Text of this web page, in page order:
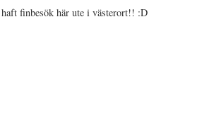
finbesök här ute i västerort!! :D